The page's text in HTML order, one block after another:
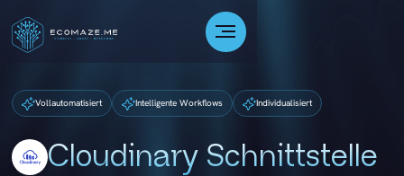
Vollautomatisiert Intelligente Workflows Individualisiert
Cloudinary Schnittstelle